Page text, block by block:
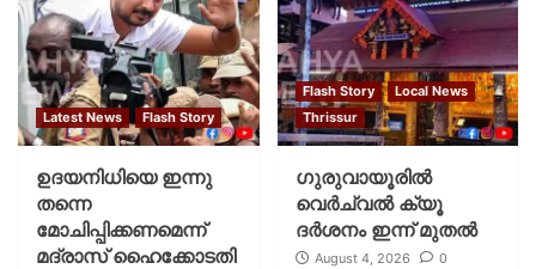
Latest News Flash Story
ഉദയനിധിയെ ഇന്നു
തന്നെ
മോചിപ്പിക്കണമെന്ന്
മദ്രാസ് ഹൈക്കോടതി
Flash Story
Local News
Thrissur
ഗുരുവായൂരില്‍
വെര്‍ച്വല്‍ ക്യൂ
ദര്‍ശനം ഇന്ന് മുതല്‍
August 4, 2026 0